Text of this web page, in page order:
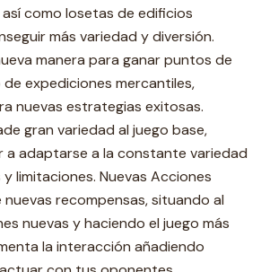
como losetas de edificios
más variedad y diversión.
manera para ganar puntos de
expediciones mercantiles,
nuevas estrategias exitosas.
gran variedad al juego base,
a adaptarse a la constante variedad
limitaciones. Nuevas Acciones
recompensas, situando al
nuevas y haciendo el juego más
la interacción añadiendo